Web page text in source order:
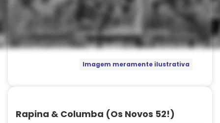
Imagem meramente ilustrativa
Rapina & Columba (Os Novos 52!)